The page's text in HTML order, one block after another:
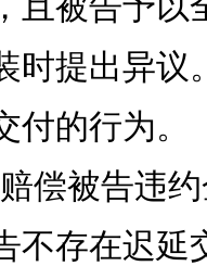
且被告予以
时提出异议
付的行为。
偿被告违
不存在迟延